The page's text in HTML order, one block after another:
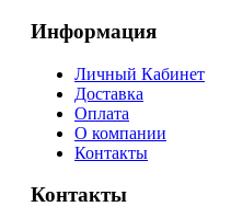
Информация
Личный Кабинет
Доставка
Оплата
О компании
Контакты
Контакты